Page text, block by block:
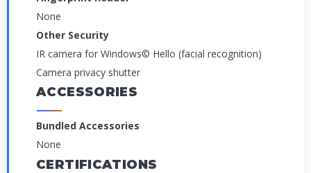
None
Other Security
IR camera for Windows© Hello (facial recognition)
Camera privacy shutter
ACCESSORIES
Bundled Accessories
None
CERTIFICATIONS